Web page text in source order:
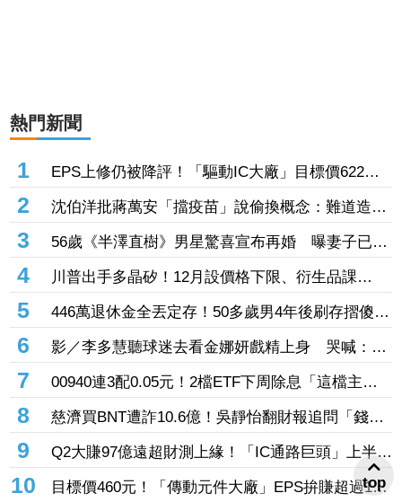
熱門新聞
1
EPS上修仍被降評！「驅動IC大廠」目標價622
元 記憶體、晶圓代工、封測3大成本壓力浮現
2
沈伯洋批蔣萬安「擋疫苗」說偷換概念：難道造謠
後不用負責？
3
56歲《半澤直樹》男星驚喜宣布再婚 曝妻子已懷
孕將升格新手爸
4
川普出手多晶矽！12月設價格下限、衍生品課
15% 盧特尼克：防中國傾銷
5
446萬退休金全丟定存！50多歲男4年後刷存摺傻
眼 3年利息僅1067元
6
影／李多慧聽球迷去看金娜妍戲精上身 哭喊：隨
便！你們的人生是你們的
7
00940連3配0.05元！2檔ETF下周除息「這檔主動
式ETF」年化配息率逼11%超香 最後上車日曝
8
慈濟買BNT遭詐10.6億！吳靜怡翻財報追問「錢從
哪支出」：核銷不會出問題嗎
9
Q2大賺97億遠超財測上緣！「IC通路巨頭」上半年
EPS站上13元 工業與AI應用需求持續復甦加持
10
目標價460元！「傳動元件大廠」EPS拚賺超過1股
top